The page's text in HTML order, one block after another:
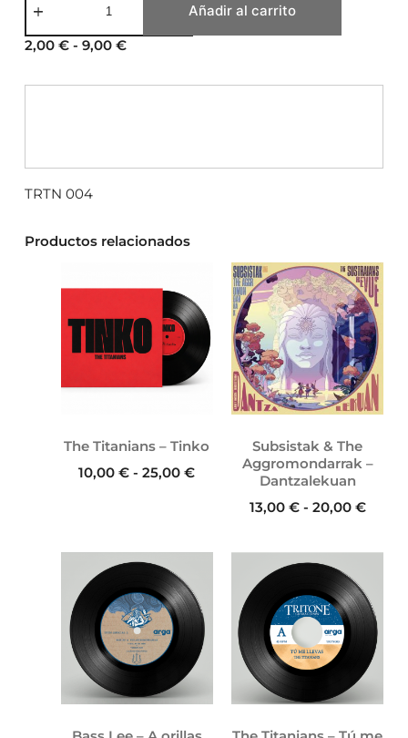
Añadir al carrito
2,00 € - 9,00 €
TRTN 004
Productos relacionados
The Titanians – Tinko
10,00€ - 25,00€
Subsistak & The
Aggromondarrak –
Dantzalekuan
13,00 € - 20,00 €